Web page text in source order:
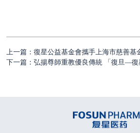
上一篇：復星公益基金會攜手上海市慈善基